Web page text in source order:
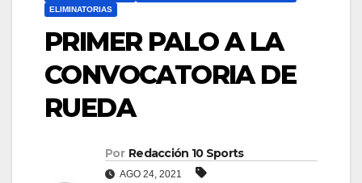
ELIMINATORIAS
PRIMER PALO A LA
CONVOCATORIA DE
RUEDA
Por Redacción 10 Sports
AGO 24, 2021